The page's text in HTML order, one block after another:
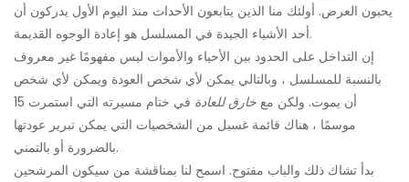
يحبون العرض. أولئك منا الذين يتابعون الأحداث منذ اليوم الأول يدركون أن
أحد الأشياء الجيدة في المسلسل هو إعادة الوجوه القديمة.
إن التداخل على الحدود بين الأحياء والأموات ليس مفهومًا غير معروف
بالنسبة للمسلسل ، وبالتالي يمكن لأي شخص العودة ويمكن لأي شخص
أن يموت. ولكن مع خارق للعادة
في ختام مسيرته التي استمرت 15
موسمًا ، هناك قائمة غسيل من الشخصيات التي يمكن تبرير عودتها
بالضرورة أو بالتمني.
بدأ تشاك ذلك والباب مفتوح. اسمح لنا بمناقشة من سيكون المرشحين